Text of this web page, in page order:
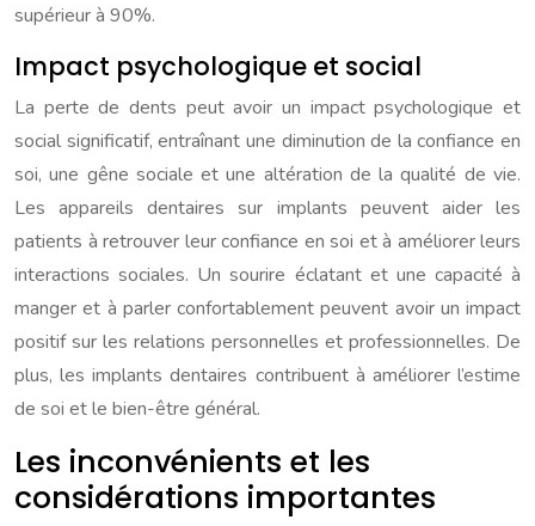
supérieur à 90%.
Impact psychologique et social
La perte de dents peut avoir un impact psychologique et
social significatif, entraînant une diminution de la confiance en
soi, une gêne sociale et une altération de la qualité de vie.
Les appareils dentaires sur implants peuvent aider les
patients à retrouver leur confiance en soi et à améliorer leurs
interactions sociales. Un sourire éclatant et une capacité à
manger et à parler confortablement peuvent avoir un impact
positif sur les relations personnelles et professionnelles. De
plus, les implants dentaires contribuent à améliorer l’estime
de soi et le bien-être général.
Les inconvénients et les
considérations importantes